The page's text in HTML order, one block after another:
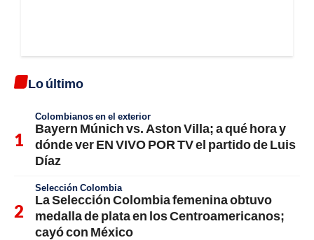
Lo último
Colombianos en el exterior
Bayern Múnich vs. Aston Villa; a qué hora y
dónde ver EN VIVO POR TV el partido de Luis
Díaz
Selección Colombia
La Selección Colombia femenina obtuvo
medalla de plata en los Centroamericanos;
cayó con México